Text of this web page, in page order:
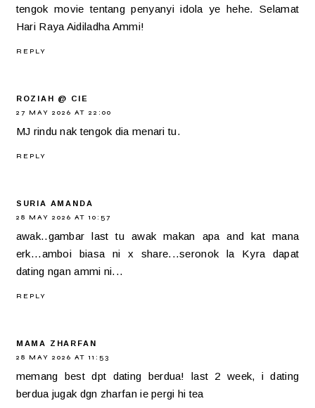
tengok movie tentang penyanyi idola ye hehe. Selamat
Hari Raya Aidiladha Ammi!
REPLY
ROZIAH @ CIE
27 MAY 2026 AT 22:00
MJ rindu nak tengok dia menari tu.
REPLY
SURIA AMANDA
28 MAY 2026 AT 10:57
awak..gambar last tu awak makan apa and kat mana
erk...amboi biasa ni x share...seronok la Kyra dapat
dating ngan ammi ni...
REPLY
MAMA ZHARFAN
28 MAY 2026 AT 11:53
memang best dpt dating berdua! last 2 week, i dating
berdua jugak dgn zharfan ie pergi hi tea